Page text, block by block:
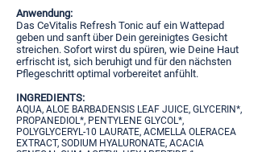
Anwendung:
Das CeVitalis Refresh Tonic auf ein Wattepad
geben und sanft über Dein gereinigtes Gesicht
streichen. Sofort wirst du spüren, wie Deine Haut
erfrischt ist, sich beruhigt und für den nächsten
Pflegeschritt optimal vorbereitet anfühlt.
INGREDIENTS:
AQUA, ALOE BARBADENSIS LEAF JUICE, GLYCERIN*,
PROPANEDIOL*, PENTYLENE GLYCOL*,
POLYGLYCERYL-10 LAURATE, ACMELLA OLERACEA
EXTRACT, SODIUM HYALURONATE, ACACIA